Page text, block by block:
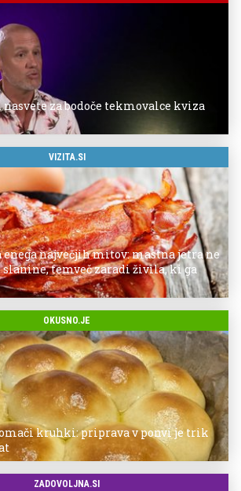
za bodoče tekmovalce kviza
VIZITA.SI
največjih mitov: mastna jetra ne
slanine, temveč zaradi živila, ki ga
OKUSNO.JE
kruhki: priprava v ponvi je trik
ZADOVOLJNA.SI